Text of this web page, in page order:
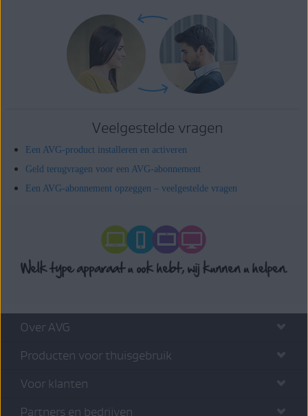
Veelgestelde vragen
Een AVG-product installeren en activeren
Geld terugvragen voor een AVG-abonnement
Een AVG-abonnement opzeggen – veelgestelde vragen
Over AVG
Producten voor thuisgebruik
Voor klanten
Partners en bedrijven